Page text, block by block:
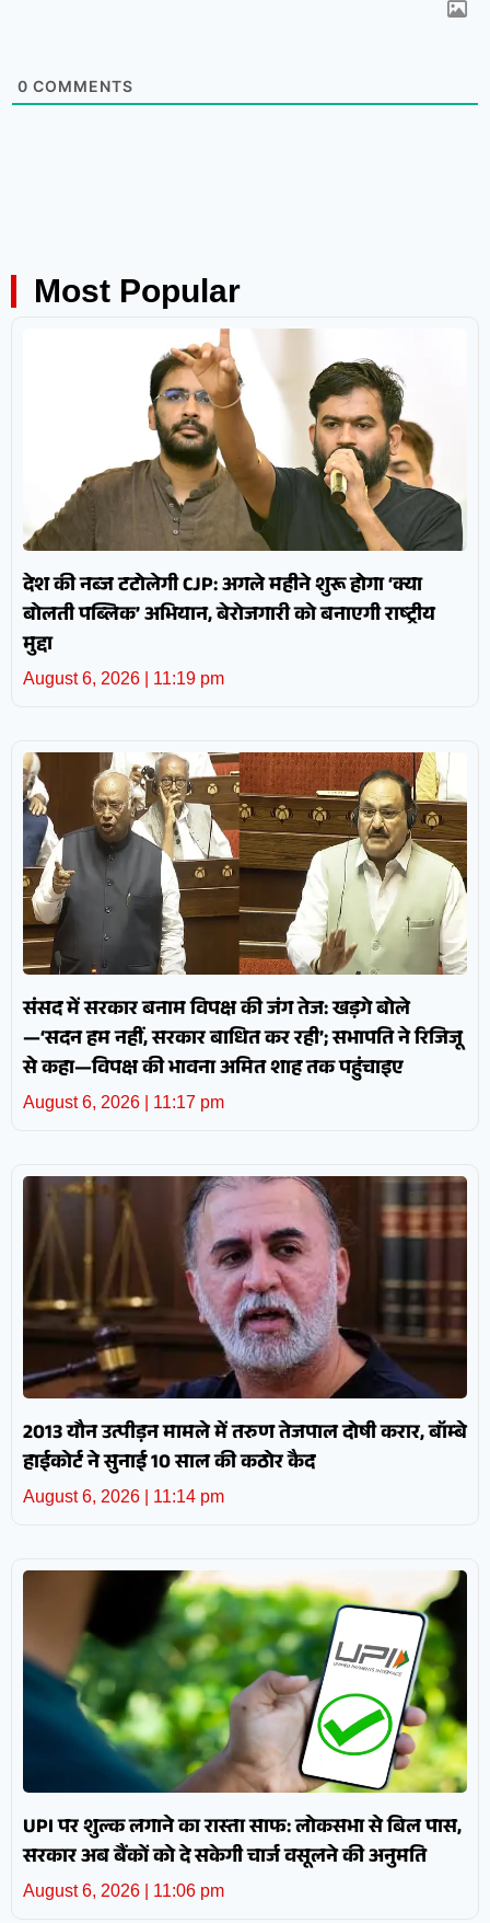
0 COMMENTS
Most Popular
देश की नब्ज टटोलेगी CJP: अगले महीने शुरू होगा ‘क्या
बोलती पब्लिक’ अभियान, बेरोजगारी को बनाएगी राष्ट्रीय
मुद्दा
August 6, 2026 11:19 pm
संसद में सरकार बनाम विपक्ष की जंग तेज: खड़गे बोले
—‘सदन हम नहीं, सरकार बाधित कर रही’; सभापति ने रिजिजू
से कहा—विपक्ष की भावना अमित शाह तक पहुंचाइए
August 6, 2026 11:17 pm
2013 यौन उत्पीड़न मामले में तरुण तेजपाल दोषी करार, बॉम्बे
हाईकोर्ट ने सुनाई 10 साल की कठोर कैद
August 6, 2026 11:14 pm
UPI पर शुल्क लगाने का रास्ता साफ: लोकसभा से बिल पास,
सरकार अब बैंकों को दे सकेगी चार्ज वसूलने की अनुमति
August 6, 2026 11:06 pm